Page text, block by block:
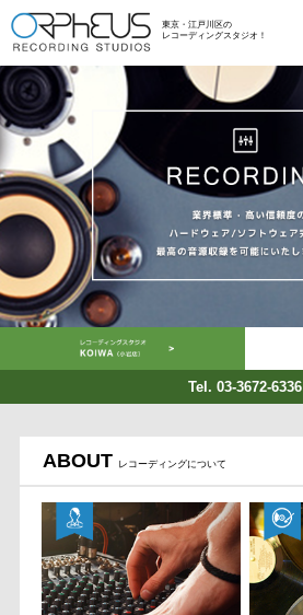
東京・江戸川区の
レコーディングスタジオ！
Tel. 03-3672-6336
ABOUT レコーディングについて